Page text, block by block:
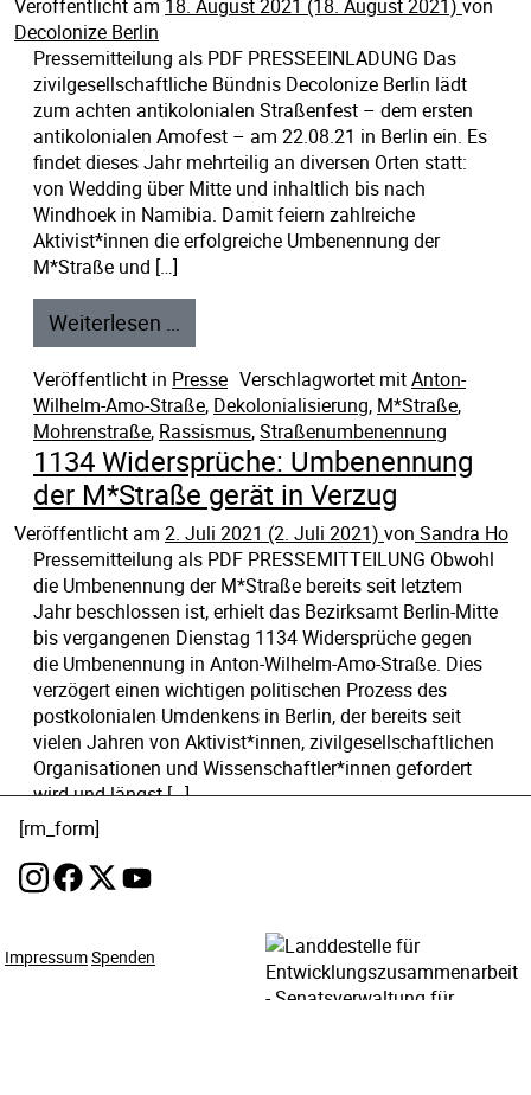
Veröffentlicht am 18. August 2021 (18. August 2021) von
Decolonize Berlin
Pressemitteilung als PDF PRESSEEINLADUNG Das
zivilgesellschaftliche Bündnis Decolonize Berlin lädt
zum achten antikolonialen Straßenfest – dem ersten
antikolonialen Amofest – am 22.08.21 in Berlin ein. Es
findet dieses Jahr mehrteilig an diversen Orten statt:
von Wedding über Mitte und inhaltlich bis nach
Windhoek in Namibia. Damit feiern zahlreiche
Aktivist*innen die erfolgreiche Umbenennung der
M*Straße und […]
Weiterlesen …
Veröffentlicht in Presse Verschlagwortet mitAnton-
Wilhelm-Amo-Straße, Dekolonialisierung, M*Straße,
Mohrenstraße, Rassismus,Straßenumbenennung
1134 Widersprüche: Umbenennung
der M*Straße gerät in Verzug
Veröffentlicht am 2. Juli 2021 (2. Juli 2021) von Sandra Ho
Pressemitteilung als PDF PRESSEMITTEILUNG Obwohl
die Umbenennung der M*Straße bereits seit letztem
Jahr beschlossen ist, erhielt das Bezirksamt Berlin-Mitte
bis vergangenen Dienstag 1134 Widersprüche gegen
die Umbenennung in Anton-Wilhelm-Amo-Straße. Dies
verzögert einen wichtigen politischen Prozess des
postkolonialen Umdenkens in Berlin, der bereits seit
vielen Jahren von Aktivist*innen, zivilgesellschaftlichen
Organisationen und Wissenschaftler*innen gefordert
wird und längst […]
Dekolonialisierung ,M*Straße
Mohrenstraße, Straßenumbenennung
[rm_form]
ImpressumSpenden